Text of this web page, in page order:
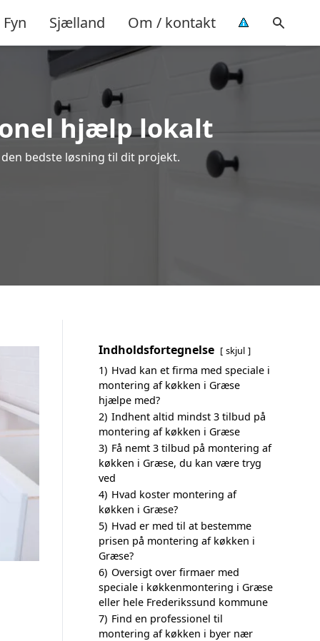
Fyn Sjælland Om / kontakt
hjælp lokalt
bedste løsning til dit projekt.
Indholdsfortegnelse skjul
1) Hvad kan et firma med speciale i
montering af køkken i Græse
hjælpe med?
2) Indhent altid mindst 3 tilbud på
montering af køkken i Græse
3) Få nemt 3 tilbud på montering af
køkken i Græse, du kan være tryg
ved
4) Hvad koster montering af
køkken i Græse?
5) Hvad er med til at bestemme
prisen på montering af køkken i
Græse?
6) Oversigt over firmaer med
speciale i køkkenmontering i Græse
eller hele Frederikssund kommune
7) Find en professionel til
montering af køkken i byer nær